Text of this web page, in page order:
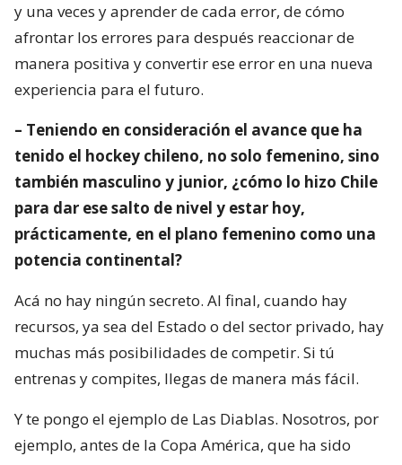
y una veces y aprender de cada error, de cómo
afrontar los errores para después reaccionar de
manera positiva y convertir ese error en una nueva
experiencia para el futuro.
– Teniendo en consideración el avance que ha
tenido el hockey chileno, no solo femenino, sino
también masculino y junior, ¿cómo lo hizo Chile
para dar ese salto de nivel y estar hoy,
prácticamente, en el plano femenino como una
potencia continental?
Acá no hay ningún secreto. Al final, cuando hay
recursos, ya sea del Estado o del sector privado, hay
muchas más posibilidades de competir. Si tú
entrenas y compites, llegas de manera más fácil.
Y te pongo el ejemplo de Las Diablas. Nosotros, por
ejemplo, antes de la Copa América, que ha sido